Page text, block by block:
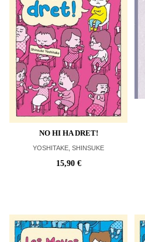
NO HI HA DRET!
YOSHITAKE, SHINSUKE
15,90 €